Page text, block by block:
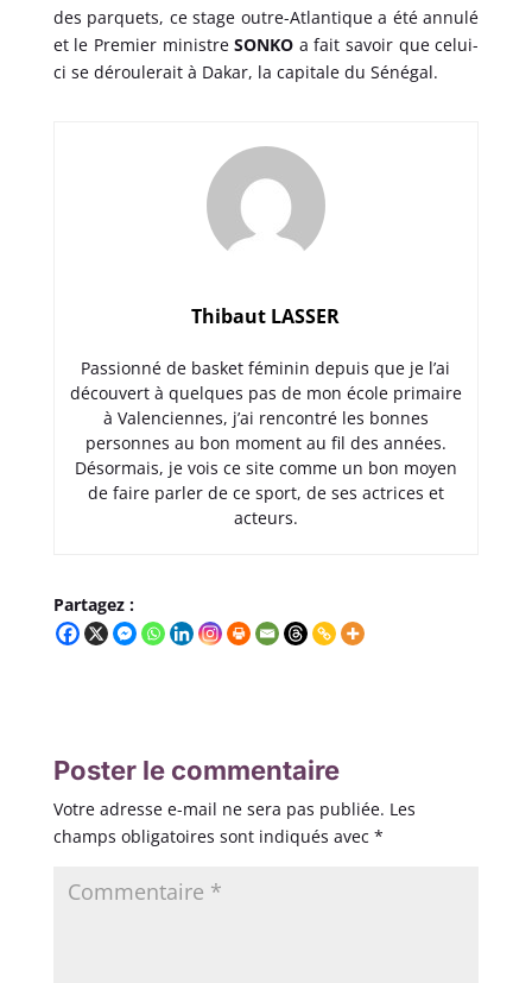
des parquets, ce stage outre-Atlantique a été annulé
et le Premier ministreSONKO a fait savoir que celui-
ci se déroulerait à Dakar, la capitale du Sénégal.
Thibaut LASSER
Passionné de basket féminin depuis que je l’ai
découvert à quelques pas de mon école primaire
à Valenciennes, j’ai rencontré les bonnes
personnes au bon moment au fil des années.
Désormais, je vois ce site comme un bon moyen
de faire parler de ce sport, de ses actrices et
acteurs.
Partagez :
Poster le commentaire
Votre adresse e-mail ne sera pas publiée. Les
champs obligatoires sont indiqués avec *